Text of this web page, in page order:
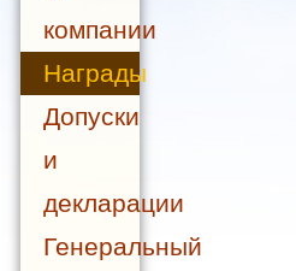
компании
Награды
Допуски
и
декларации
Генеральный